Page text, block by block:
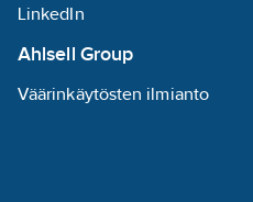
LinkedIn
Ahlsell Group
Väärinkäytösten ilmianto